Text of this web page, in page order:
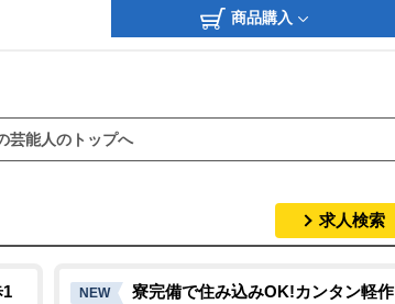
商品購入
芸能人のトップへ
求人検索
1
NEW
寮完備で住み込みOK!カンタン軽作